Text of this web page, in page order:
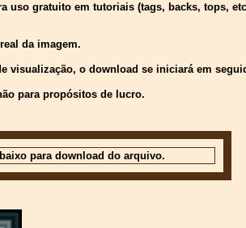
gratuito em tutoriais (tags, backs, tops,
da imagem.
visualização, o download se iniciará em
para propósitos de lucro.
para download do arquivo.